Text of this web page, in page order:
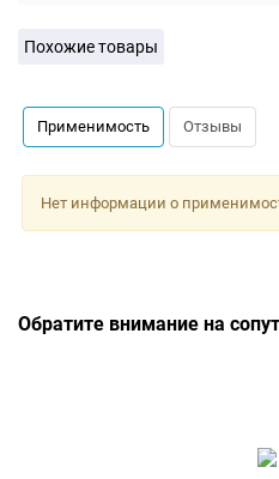
Похожие товары
Применимость Отзывы
Нет информации о
Обратите внимание на